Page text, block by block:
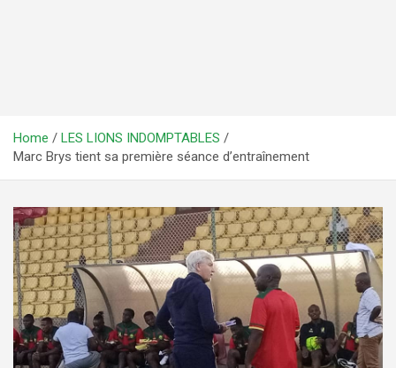
Home
LES LIONS INDOMPTABLES
Marc Brys tient sa première séance d’entraînement